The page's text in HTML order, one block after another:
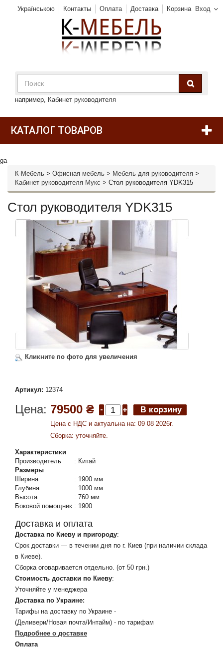
Вход
Українською Контакты Оплата Доставка Корзина
например, Кабинет руководителя
КАТАЛОГ ТОВАРОВ
ga
К-Мебель > Офисная мебель > Мебель для руководителя >
Кабинет руководителя Мукс > Стол руководителя YDK315
Стол руководителя YDK315
Кликните по фото для увеличения
Артикул: 12374
Цена: 79500 ₴
Цена c НДС и актуальна на: 09 08 2026г.
Сборка: уточняйте.
Характеристики
Производитель
: Китай
Размеры
Ширина
: 1900 мм
Глубина
: 1000 мм
Высота
: 760 мм
Боковой помощник : 1900
Доставка и оплата
Доставка по Киеву и пригороду:
Срок доставки — в течении дня по г. Киев (при наличии склада
в Киеве).
Сборка оговаривается отдельно. (от 50 грн.)
Стоимость доставки по Киеву:
Уточняйте у менеджера
Доставка по Украине:
Тарифы на доставку по Украине -
(Деливери/Новая почта/Интайм) - по тарифам
Подробнее о доставке
Оплата